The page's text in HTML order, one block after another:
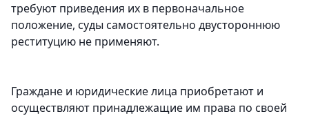
требуют приведения их в первоначальное
положение, суды самостоятельно двустороннюю
реституцию не применяют.
Граждане и юридические лица приобретают и
осуществляют принадлежащие им права по своей